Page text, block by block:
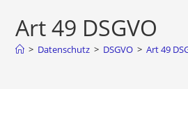
Art 49 DSGVO
> Datenschutz > DSGVO > Art 49